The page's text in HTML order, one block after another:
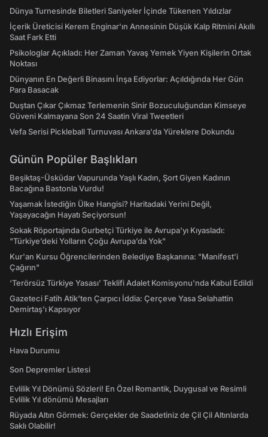
Dünya Turnesinde Biletleri Saniyeler İçinde Tükenen Yıldızlar
İçerik Üreticisi Kerem Enginar'ın Annesinin Düşük Kalp Ritmini Akıllı
Saat Fark Etti
Psikologlar Açıkladı: Her Zaman Yavaş Yemek Yiyen Kişilerin Ortak
Noktası
Dünyanın En Değerli Binasını İnşa Ediyorlar: Açıldığında Her Gün
Para Basacak
Duştan Çıkar Çıkmaz Terlemenin Sinir Bozuculuğundan Kimseye
Güveni Kalmayana Son 24 Saatin Viral Tweetleri
Vefa Serisi Pickleball Turnuvası Ankara'da Yüreklere Dokundu
Günün Popüler Başlıkları
Beşiktaş-Üsküdar Vapurunda Yaşlı Kadın, Şort Giyen Kadının
Bacağına Bastonla Vurdu!
Yaşamak İstediğin Ülke Hangisi? Haritadaki Yerini Değil,
Yaşayacağın Hayatı Seçiyorsun!
Sokak Röportajında Gurbetçi Türkiye ile Avrupa'yı Kıyasladı:
"Türkiye’deki Yolların Çoğu Avrupa’da Yok"
Kur'an Kursu Öğrencilerinden Belediye Başkanına: "Manifest’i
Çağırın"
‘Terörsüz Türkiye Yasası’ Teklifi Adalet Komisyonu'nda Kabul Edildi
Gazeteci Fatih Atik'ten Çarpıcı İddia: Çerçeve Yasa Selahattin
Demirtaş'ı Kapsıyor
Hızlı Erişim
Hava Durumu
Son Depremler Listesi
Evlilik Yıl Dönümü Sözleri! En Özel Romantik, Duygusal ve Resimli
Evlilik Yıl dönümü Mesajları
Rüyada Altın Görmek: Gerçekler de Saadetiniz de Çil Çil Altınlarda
Saklı Olabilir!